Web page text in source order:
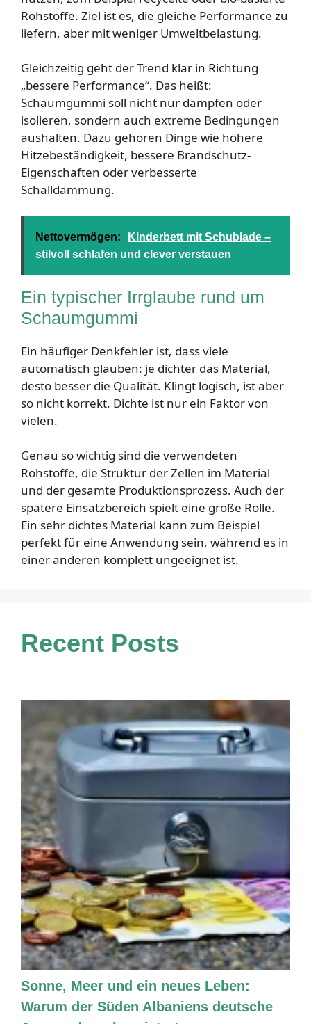
Rohstoffe. Ziel ist es, die gleiche Performance zu
liefern, aber mit weniger Umweltbelastung.
Gleichzeitig geht der Trend klar in Richtung
„bessere Performance“. Das heißt:
Schaumgummi soll nicht nur dämpfen oder
isolieren, sondern auch extreme Bedingungen
aushalten. Dazu gehören Dinge wie höhere
Hitzebeständigkeit, bessere Brandschutz-
Eigenschaften oder verbesserte
Schalldämmung.
Nettovermögen:
Kinderbett mit Schublade –
stilvoll schlafen und clever verstauen
Ein typischer Irrglaube rund um
Schaumgummi
Ein häufiger Denkfehler ist, dass viele
automatisch glauben: je dichter das Material,
desto besser die Qualität. Klingt logisch, ist aber
so nicht korrekt. Dichte ist nur ein Faktor von
vielen.
Genau so wichtig sind die verwendeten
Rohstoffe, die Struktur der Zellen im Material
und der gesamte Produktionsprozess. Auch der
spätere Einsatzbereich spielt eine große Rolle.
Ein sehr dichtes Material kann zum Beispiel
perfekt für eine Anwendung sein, während es in
einer anderen komplett ungeeignet ist.
Recent Posts
Sonne, Meer und ein neues Leben:
Warum der Süden Albaniens deutsche